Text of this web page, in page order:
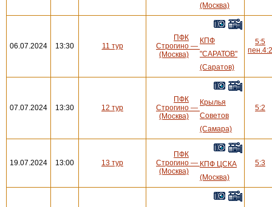
(Москва)
06.07.2024 13:30 11 тур
ПФК
Строгино
(Москва)
—
КПФ
"САРАТОВ"
(Саратов)
5:5
пен.4:2
07.07.2024 13:30 12 тур
ПФК
Строгино
(Москва)
—
Крылья
Советов
(Самара)
5:2
19.07.2024 13:00 13 тур
ПФК
Строгино
(Москва)
— КПФ ЦСКА
(Москва)
5:3